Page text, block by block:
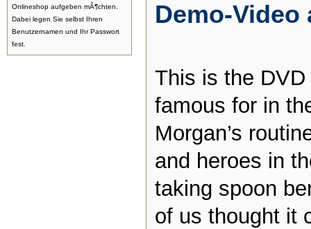
Onlineshop aufgeben mÃ¶chten.
Dabei legen Sie selbst Ihren
Benutzernamen und Ihr Passwort
fest.
Demo-Video
This is the DVD
famous for in
Morgan’s
and heroes in
taking spoon
of us thought it